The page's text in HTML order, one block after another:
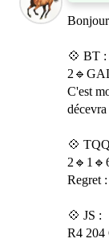
💠 BT :
C'est
décevra
💠
Regret :
💠 JS :
R4